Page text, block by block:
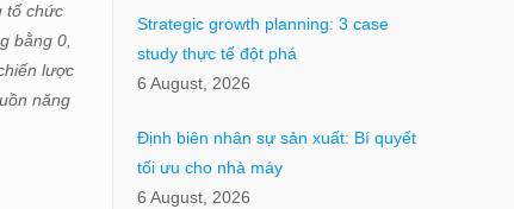
tổ chức
bằng 0,
lược
năng
Strategic growth planning: 3 case
study thực tế đột phá
6 August, 2026
Định biên nhân sự sản xuất: Bí quyết
tối ưu cho nhà máy
6 August, 2026